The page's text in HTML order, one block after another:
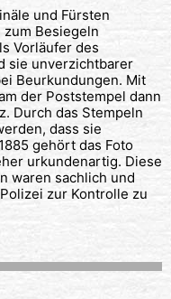
und Fürsten
Besiegeln
Vorläufer des
sie unverzichtbarer
Beurkundungen. Mit
der Poststempel dann
Durch das Stempeln
dass sie
gehört das Foto
urkundenartig. Diese
waren sachlich und
zur Kontrolle zu